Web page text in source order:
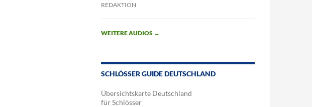
REDAKTION
WEITERE AUDIOS →
SCHLÖSSER GUIDE DEUTSCHLAND
Übersichtskarte Deutschland
für Schlösser